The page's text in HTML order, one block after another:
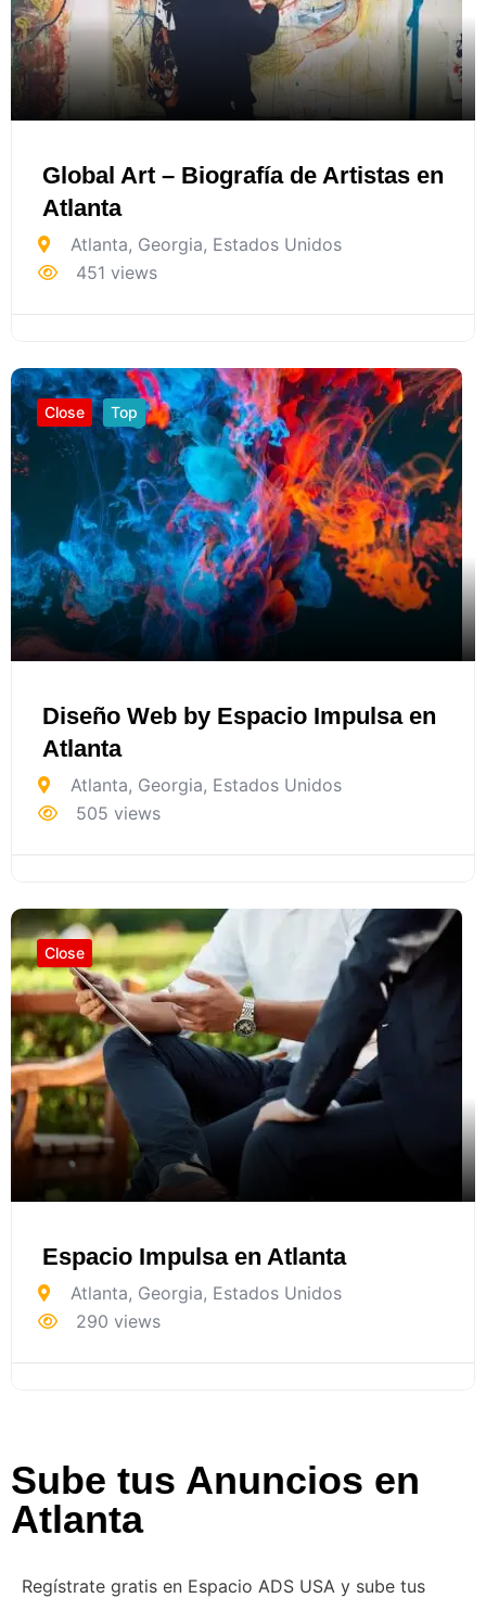
Global Art – Biografía de Artistas en
Atlanta
Atlanta, Georgia, Estados Unidos
451 views
Close
Diseño Web by Espacio Impulsa en
Atlanta
Top
Atlanta, Georgia, Estados Unidos
505 views
Close
Espacio Impulsa en Atlanta
Atlanta, Georgia, Estados Unidos
290 views
Sube tus Anuncios en
Atlanta
Regístrate gratis en Espacio ADS USA y sube tus